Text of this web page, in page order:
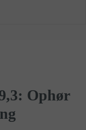
Ophør